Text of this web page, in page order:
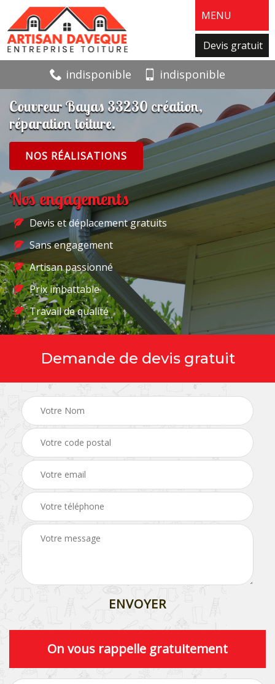
MENU
Devis gratuit
indisponible indisponible
Couvreur Bayas 33230 création,
réparation toiture.
NOS RÉALISATIONS
Nos engagements
Devis et déplacement gratuits
Sans engagement
Artisan passionné
Prix imbattable
Travail de qualité
Demande de devis gratuit
On vous rappelle gratuitement